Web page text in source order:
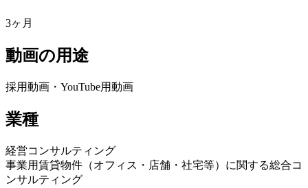
3ヶ月
動画の用途
採用動画・YouTube用動画
業種
経営コンサルティング
事業用賃貸物件（オフィス・店舗・社宅等）に関する総合コ
ンサルティング